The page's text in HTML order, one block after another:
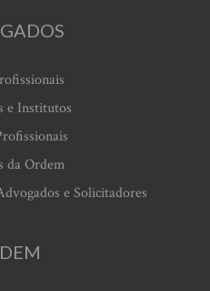
e Institutos
da Ordem
e Solicitadores